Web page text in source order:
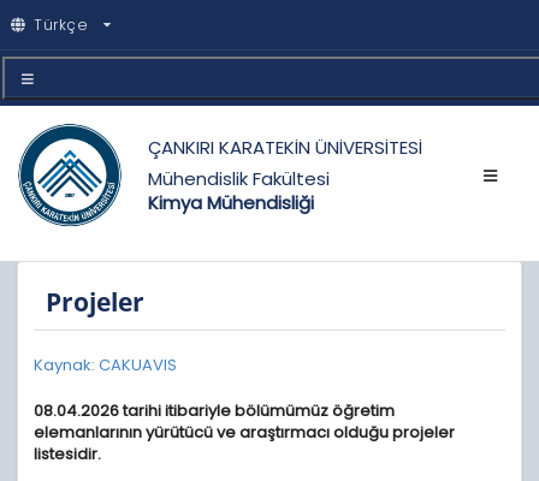
Türkçe
ÇANKIRI KARATEKİN ÜNİVERSİTESİ
Mühendislik Fakültesi
Kimya Mühendisliği
Projeler
Kaynak: CAKUAVIS
08.04.2026 tarihi itibariyle bölümümüz öğretim
elemanlarının yürütücü ve araştırmacı olduğu projeler
listesidir.